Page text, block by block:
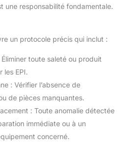
une responsabilité fondamentale.
un protocole précis qui inclut :
toute saleté ou produit
les EPI.
: Vérifier l’absence de
de pièces manquantes.
: Toute anomalie détectée
immédiate ou à un
concerné.